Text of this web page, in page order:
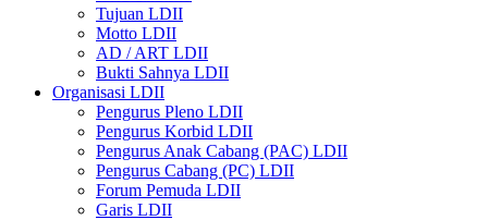
Tujuan LDII
Motto LDII
AD / ART LDII
Bukti Sahnya LDII
Organisasi LDII
Pengurus Pleno LDII
Pengurus Korbid LDII
Pengurus Anak Cabang (PAC) LDII
Pengurus Cabang (PC) LDII
Forum Pemuda LDII
Garis LDII